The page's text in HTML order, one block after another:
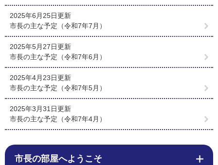
2025年6月25日更新
市長の主な予定（令和7年7月）
2025年5月27日更新
市長の主な予定（令和7年6月）
2025年4月23日更新
市長の主な予定（令和7年5月）
2025年3月31日更新
市長の主な予定（令和7年4月）
市長の部屋へようこそ